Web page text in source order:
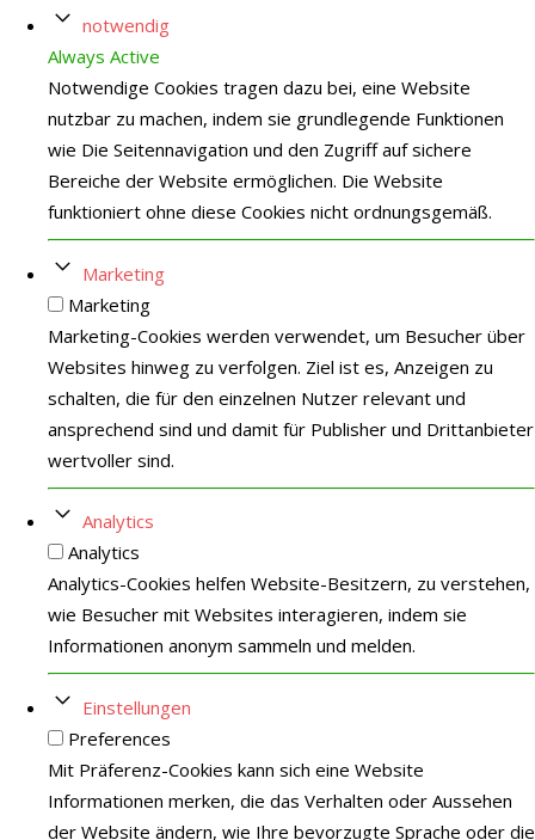
notwendig
Always Active
Notwendige Cookies tragen dazu bei, eine Website
nutzbar zu machen, indem sie grundlegende Funktionen
wie Die Seitennavigation und den Zugriff auf sichere
Bereiche der Website ermöglichen. Die Website
funktioniert ohne diese Cookies nicht ordnungsgemäß.
Marketing
Marketing
Marketing-Cookies werden verwendet, um Besucher über
Websites hinweg zu verfolgen. Ziel ist es, Anzeigen zu
schalten, die für den einzelnen Nutzer relevant und
ansprechend sind und damit für Publisher und Drittanbieter
wertvoller sind.
Analytics
Analytics
Analytics-Cookies helfen Website-Besitzern, zu verstehen,
wie Besucher mit Websites interagieren, indem sie
Informationen anonym sammeln und melden.
Einstellungen
Preferences
Mit Präferenz-Cookies kann sich eine Website
Informationen merken, die das Verhalten oder Aussehen
der Website ändern, wie Ihre bevorzugte Sprache oder die